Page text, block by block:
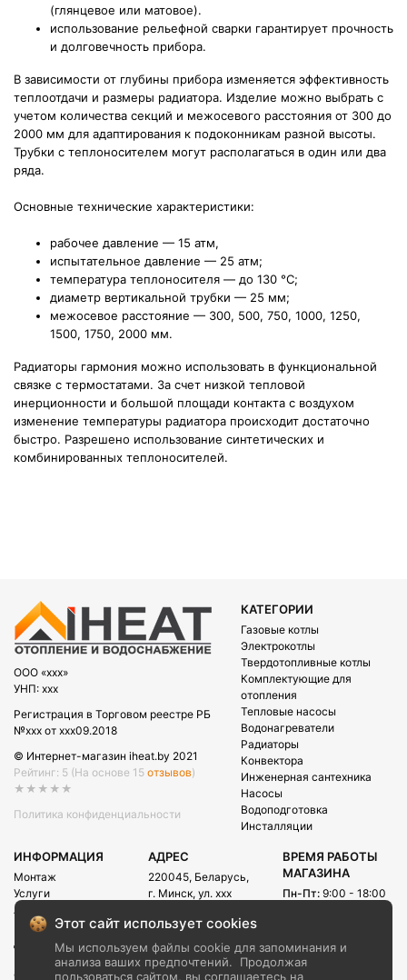
(глянцевое или матовое).
использование рельефной сварки гарантирует прочность
и долговечность прибора.
В зависимости от глубины прибора изменяется эффективность
теплоотдачи и размеры радиатора. Изделие можно выбрать с
учетом количества секций и межосевого расстояния от 300 до
2000 мм для адаптирования к подоконникам разной высоты.
Трубки с теплоносителем могут располагаться в один или два
ряда.
Основные технические характеристики:
рабочее давление — 15 атм,
испытательное давление — 25 атм;
температура теплоносителя — до 130 °С;
диаметр вертикальной трубки — 25 мм;
межосевое расстояние — 300, 500, 750, 1000, 1250,
1500, 1750, 2000 мм.
Радиаторы гармония можно использовать в функциональной
связке с термостатами. За счет низкой тепловой
инерционности и большой площади контакта с воздухом
изменение температуры радиатора происходит достаточно
быстро. Разрешено использование синтетических и
комбинированных теплоносителей.
OOO «xxx»
УНП: xxx
Регистрация в Торговом реестре РБ
№xxx от xxx09.2018
© Интернет-магазин iheat.by 2021
Рейтинг: 5 (На основе 15 отзывов)
★★★★★
Политика конфиденциальности
КАТЕГОРИИ
Газовые котлы
Электрокотлы
Твердотопливные котлы
Комплектующие для
отопления
Тепловые насосы
Водонагреватели
Радиаторы
Конвектора
Инженерная сантехника
Насосы
Водоподготовка
Инсталляции
ИНФОРМАЦИЯ
Монтаж
Услуги
Акции
Рассрочка
Доставка и оплата
О компании
АДРЕС
220045, Беларусь,
г. Минск, ул. xxx
E-mail:
info@iheat.by
ВРЕМЯ РАБОТЫ
МАГАЗИНА
Пн-Пт: 9:00 - 18:00
CALL-ЦЕНТРА
Сб-Вс:
Этот сайт использует cookies
Мы используем файлы cookie для запоминания и
анализа ваших предпочтений.
Продолжая
пользоваться сайтом, вы соглашаетесь на